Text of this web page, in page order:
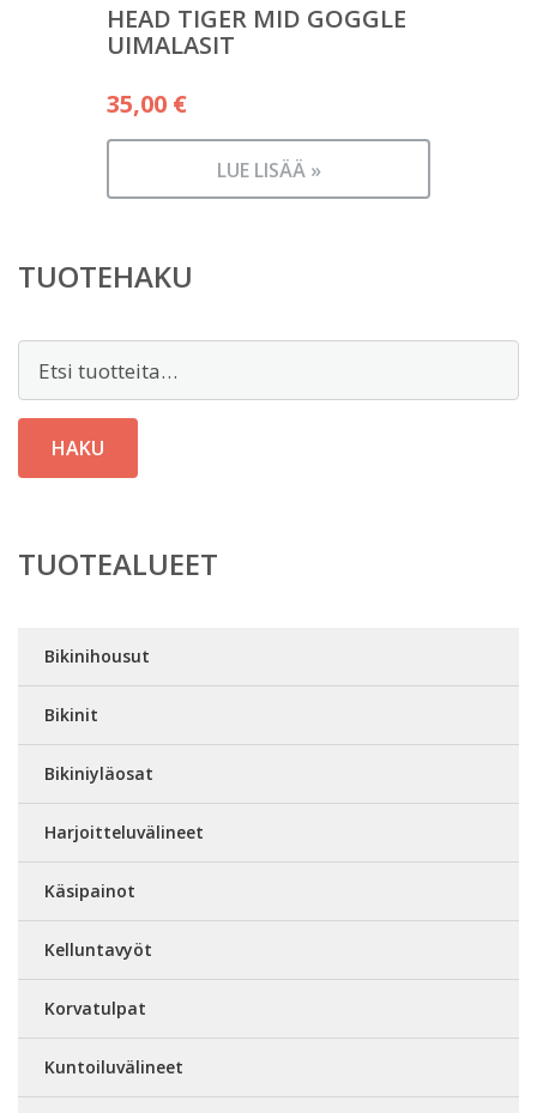
HEAD TIGER MID GOGGLE
UIMALASIT
35,00 €
LUE LISÄÄ »
TUOTEHAKU
HAKU
TUOTEALUEET
Bikinihousut
Bikinit
Bikiniyläosat
Harjoitteluvälineet
Käsipainot
Kelluntavyöt
Korvatulpat
Kuntoiluvälineet